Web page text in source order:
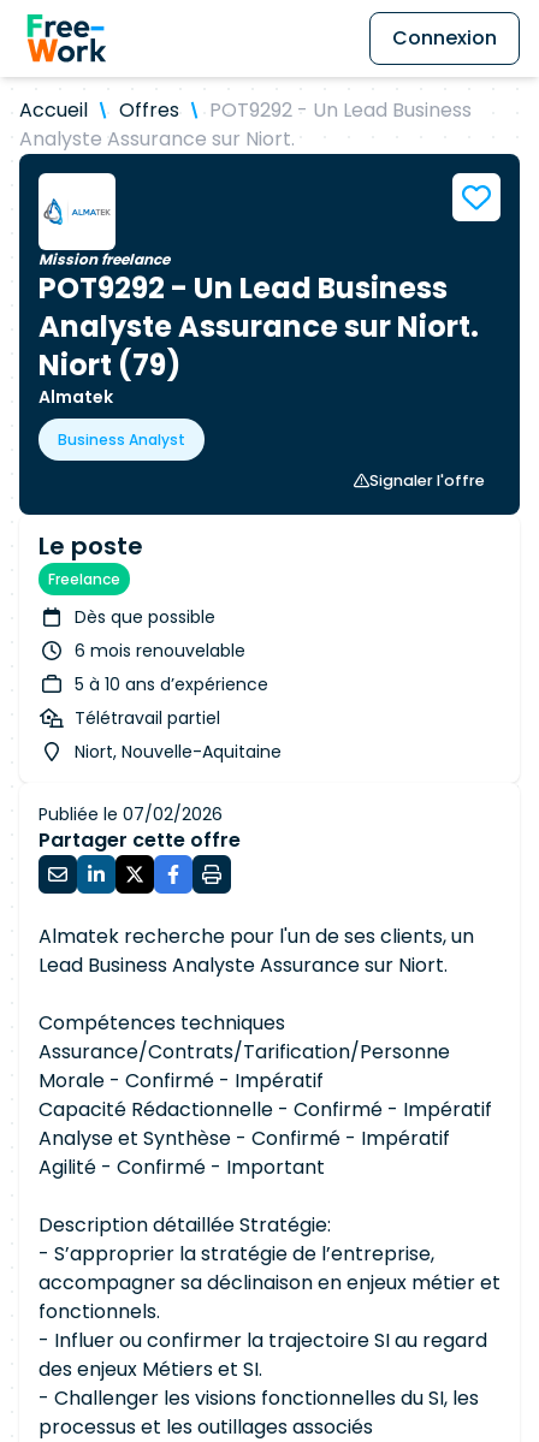
Connexion
Accueil Offres
POT9292 - Un Lead Business
Analyste Assurance sur Niort.
Mission freelance
POT9292 - Un Lead Business
Analyste Assurance sur Niort.
Niort (79)
Almatek
Business Analyst
Signaler l'offre
Le poste
Freelance
Dès que possible
6 mois renouvelable
5 à 10 ans d’expérience
Télétravail partiel
Niort, Nouvelle-Aquitaine
Publiée le 07/02/2026
Partager cette offre
Almatek recherche pour l'un de ses clients, un
Lead Business Analyste Assurance sur Niort.
Compétences techniques
Assurance/Contrats/Tarification/Personne
Morale - Confirmé - Impératif
Capacité Rédactionnelle - Confirmé - Impératif
Analyse et Synthèse - Confirmé - Impératif
Agilité - Confirmé - Important
Description détaillée Stratégie:
- S’approprier la stratégie de l’entreprise,
accompagner sa déclinaison en enjeux métier et
fonctionnels.
- Influer ou confirmer la trajectoire SI au regard
des enjeux Métiers et SI.
- Challenger les visions fonctionnelles du SI, les
processus et les outillages associés